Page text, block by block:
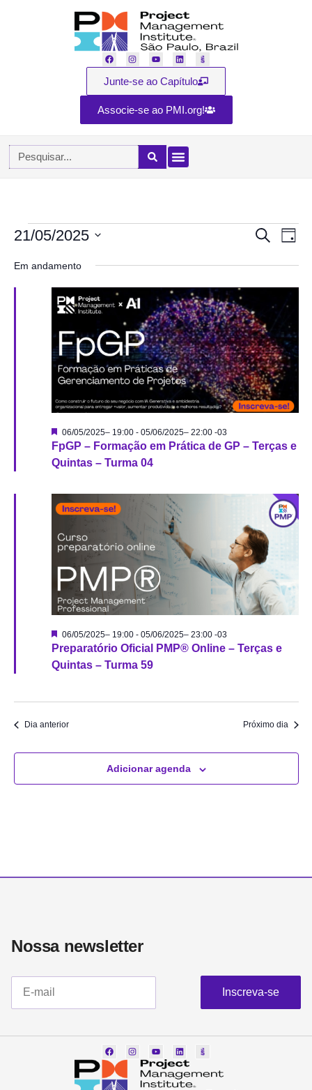
Junte-se ao Capítulo
Associe-se ao PMI.org!
e
de
de
Procurar
eventos
Dia
21/05/2025
a
Em andamento
FpGP – Formação em Prática de GP – Terças e
Quintas – Turma 04
Destacado
06/05/2025– 19:00- 05/06/2025– 22:00 -03
Preparatório Oficial PMP® Online – Terças e
Quintas – Turma 59
Destacado
06/05/2025– 19:00- 05/06/2025– 23:00 -03
Dia anterior Próximo dia
Adicionar agenda
Nossa newsletter​
Inscreva-se